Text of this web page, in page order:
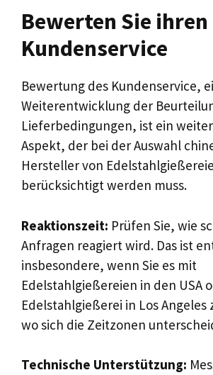
Bewerten Sie ihren
Kundenservice
Bewertung des Kundenservice,
Weiterentwicklung der
Lieferbedingungen, ist ein
Aspekt, der bei der Auswahl
Hersteller von
berücksichtigt werden muss.
Reaktionszeit: Prüfen Sie, wie
Anfragen reagiert wird. Das ist
insbesondere, wenn Sie es mit
Edelstahlgießereien in den USA
Edelstahlgießerei in Los Angeles
wo sich die Zeitzonen
Technische Unterstützung: